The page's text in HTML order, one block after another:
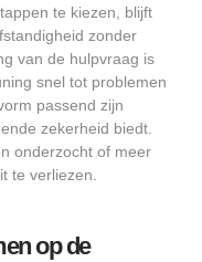
te kiezen, blijft
zonder
van de hulpvraag is
snel tot problemen
passend zijn
zekerheid biedt.
onderzocht of meer
te verliezen.
op de